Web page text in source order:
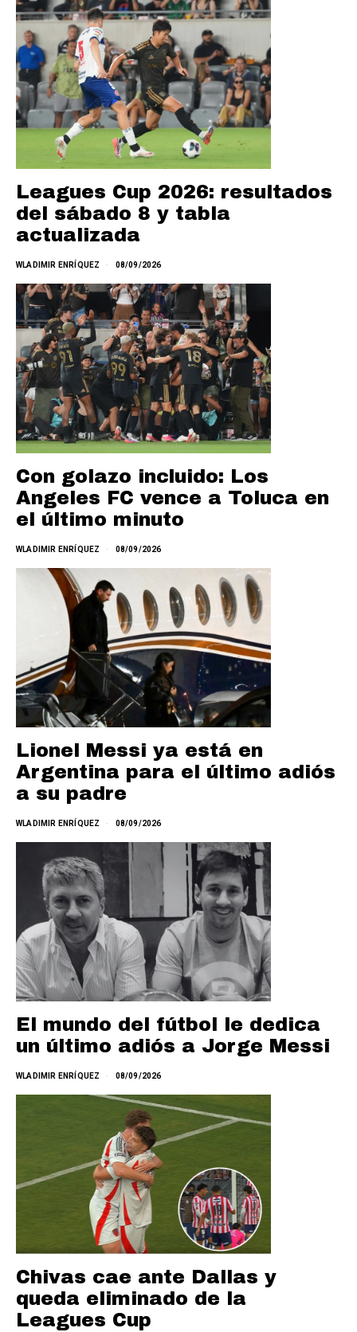
Leagues Cup 2026: resultados
del sábado 8 y tabla
actualizada
WLADIMIR ENRÍQUEZ 08/09/2026
Con golazo incluido: Los
Angeles FC vence a Toluca en
el último minuto
WLADIMIR ENRÍQUEZ 08/09/2026
Lionel Messi ya está en
Argentina para el último adiós
a su padre
WLADIMIR ENRÍQUEZ 08/09/2026
El mundo del fútbol le dedica
un último adiós a Jorge Messi
WLADIMIR ENRÍQUEZ 08/09/2026
Chivas cae ante Dallas y
queda eliminado de la
Leagues Cup